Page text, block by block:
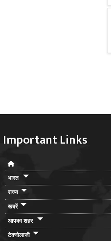
Important Links
भारत
राज्य
खबरें
आपका शहर
टेक्नोलाजी